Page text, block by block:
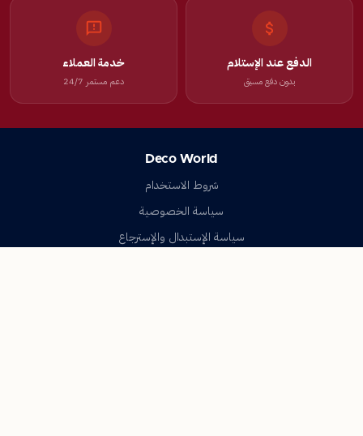
الدفع عند الإستلام
بدون دفع مسبق
خدمة العملاء
دعم مستمر 24/7
Deco World
شروط الاستخدام
سياسة الخصوصية
سياسة الإستبدال والإسترجاع